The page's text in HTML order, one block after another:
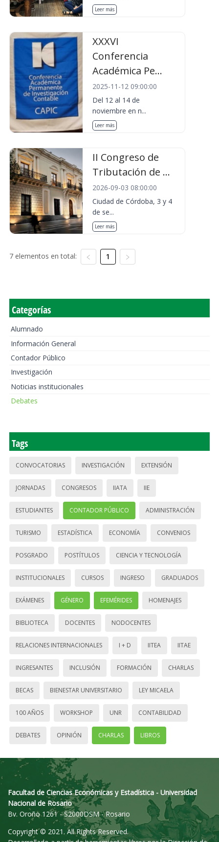
Leer más
XXXVI
Conferencia
Académica Pe...
2025-11-12 09:00:00
Del 12 al 14 de
noviembre en n...
Leer más
II Congreso de
Tributación de ...
2026-09-03 08:00:00
Ciudad de Córdoba, 3 y 4
de se...
Leer más
7 elementos en total: 1
Categorías
Alumnado
Información General
Contador Público
Investigación
Noticias institucionales
Debates
Tags
CONVOCATORIAS INVESTIGACIÓN EXTENSIÓN
JORNADAS CONGRESOS IIATA IIE
ESTUDIANTES CONTADOR PÚBLICO ADMINISTRACIÓN
TURISMO ESTADÍSTICA ECONOMÍA CONVENIOS
POSGRADO POSTÍTULOS CIENCIA Y TECNOLOGÍA
INSTITUCIONALES CURSOS INGRESO GRADUADOS
EXÁMENES GÉNERO EFEMÉRIDES HOMENAJES
BIBLIOTECA DOCENTES NODOCENTES
RELACIONES INTERNACIONALES I + D IITEA IITAE
INGRESANTES INCLUSIÓN FORMACIÓN CHARLAS
BECAS BIENESTAR UNIVERSITARIO LEY MICAELA
100 AÑOS WORKSHOP UNR CONTABILIDAD
DEBATES OPINIÓN CHARLAS LIBROS
Facultad de Ciencias Económicas y Estadística - Universidad
Nacional de Rosario
Bv. Oroño 1261 - S2000DSM - Rosario
Copyright © 2021. All Rights Reserved.